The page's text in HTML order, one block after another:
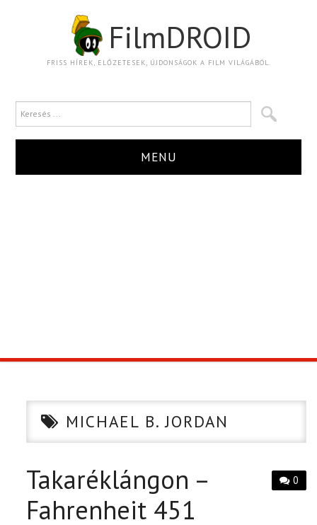
FilmDROID
FRISS HÍREK, ELŐZETESEK, ÚJDONSÁGOK A FILM VILÁGÁBÓL.
MENU
CIKK
PÓLÓ RENDELÉS
MICHAEL B. JORDAN
0
Takaréklángon –
Fahrenheit 451